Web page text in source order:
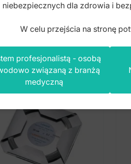
niebezpiecznych dla zdrowia i
W celu przejścia na stronę
profesjonalistą - osobą
związaną z branżą
medyczną